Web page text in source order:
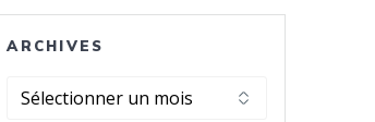
ARCHIVES
Archives